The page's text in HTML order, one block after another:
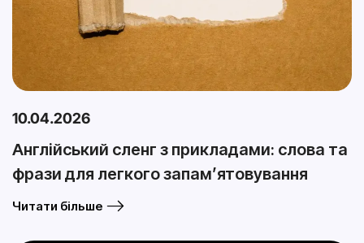
10.04.2026
Англійський сленг з прикладами: слова та
фрази для легкого запам’ятовування
Читати більше